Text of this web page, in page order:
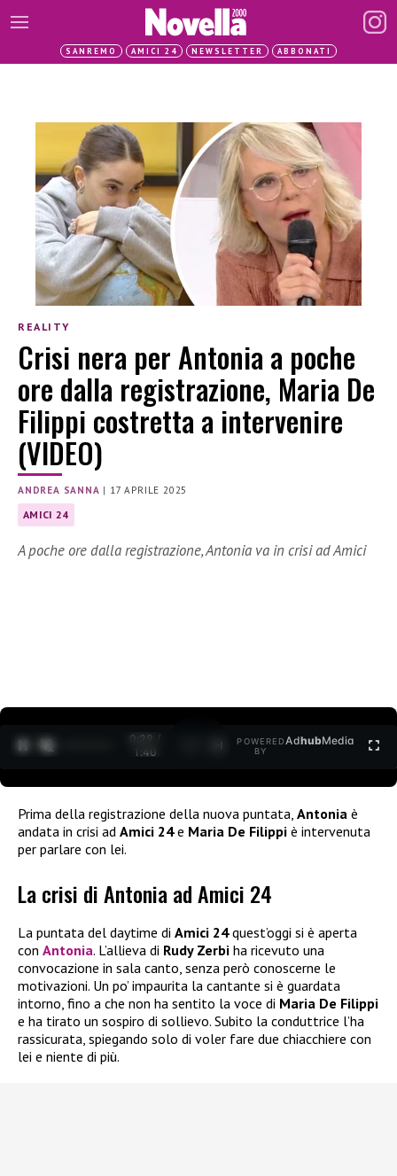
SANREMO AMICI 24 NEWSLETTER ABBONATI
REALITY
Crisi nera per Antonia a poche
ore dalla registrazione, Maria De
Filippi costretta a intervenire
(VIDEO)
ANDREA SANNA | 17 APRILE 2025
AMICI 24
A poche ore dalla registrazione, Antonia va in crisi ad Amici
0:30 /
1:40
POWERED
BY
AdhubMedia
Prima della registrazione della nuova puntata, Antonia è
andata in crisi ad Amici 24e Maria De Filippi è intervenuta
per parlare con lei.
La crisi di Antonia ad Amici 24
La puntata del daytime di Amici 24quest’oggi si è aperta
con Antonia. L’allieva di Rudy Zerbi ha ricevuto una
convocazione in sala canto, senza però conoscerne le
motivazioni. Un po’ impaurita la cantante si è guardata
intorno, fino a che non ha sentito la voce di Maria De Filippi
e ha tirato un sospiro di sollievo. Subito la conduttrice l’ha
rassicurata, spiegando solo di voler fare due chiacchiere con
lei e niente di più.